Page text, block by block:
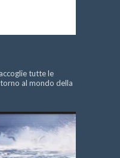
tutte le
al mondo della